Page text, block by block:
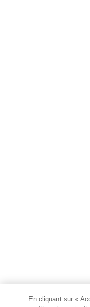
En cliquant sur «